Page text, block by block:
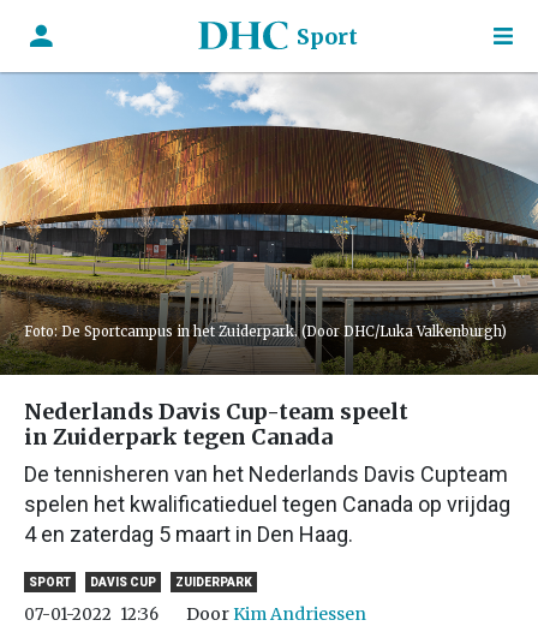
Sport
Foto: De Sportcampus in het Zuiderpark. (Door DHC/Luka Valkenburgh)
Nederlands Davis Cup-team speelt
in Zuiderpark tegen Canada
De tennisheren van het Nederlands Davis Cupteam
spelen het kwalificatieduel tegen Canada op vrijdag
4 en zaterdag 5 maart in Den Haag.
SPORT DAVIS CUP ZUIDERPARK
07-01-2022 12:36 DoorKim Andriessen